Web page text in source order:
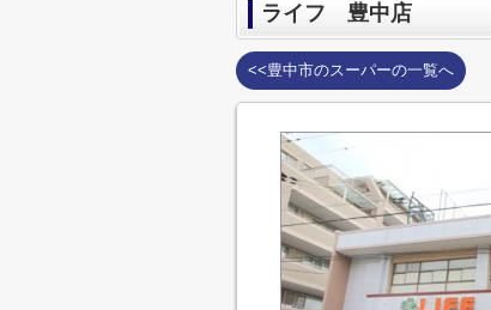
ライフ 豊中店
<<豊中市のスーパーの一覧へ